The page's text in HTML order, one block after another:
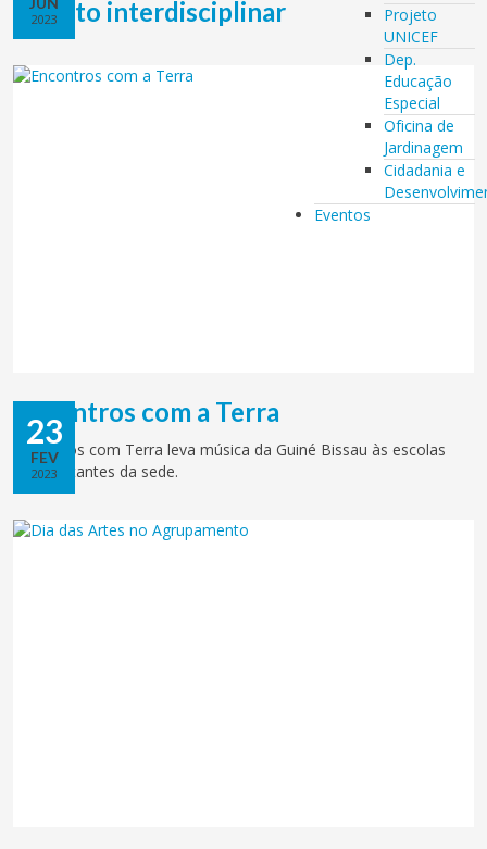
Projeto
UNICEF
Dep.
Educação
Especial
Oficina de
Jardinagem
Cidadania e
Eventos
2023
projeto interdisciplinar
23
FEV
2023
Encontros com a Terra
Encontros com Terra leva música da Guiné Bissau às escolas
mais distantes da sede.